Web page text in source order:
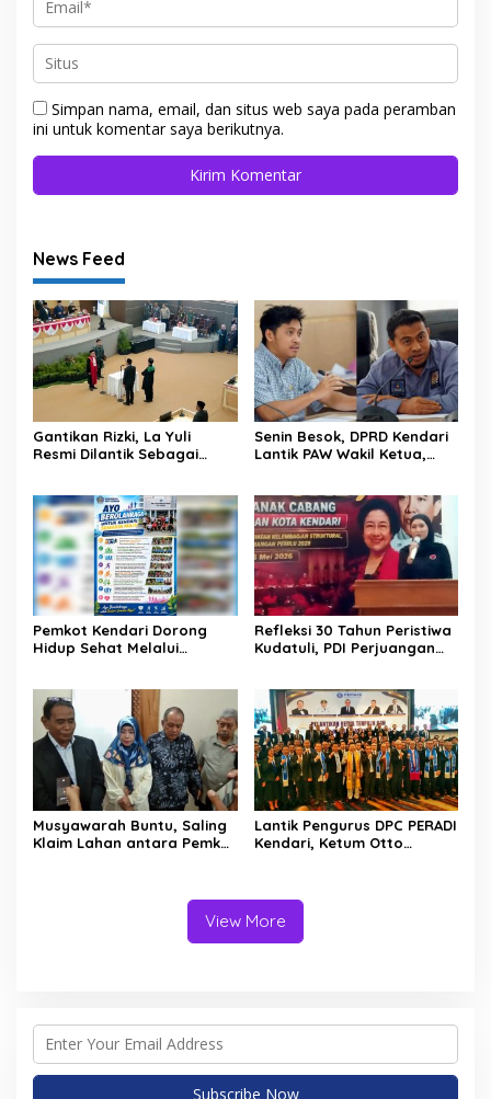
Simpan nama, email, dan situs web saya pada peramban
ini untuk komentar saya berikutnya.
News Feed
Gantikan Rizki, La Yuli
Resmi Dilantik Sebagai
Senin Besok, DPRD Kendari
Lantik PAW Wakil Ketua,
Pemkot Kendari Dorong
Hidup Sehat Melalui
Refleksi 30 Tahun Peristiwa
Kudatuli, PDI Perjuangan
Musyawarah Buntu, Saling
Klaim Lahan antara Pemkot
Lantik Pengurus DPC PERADI
Kendari, Ketum Otto
View More